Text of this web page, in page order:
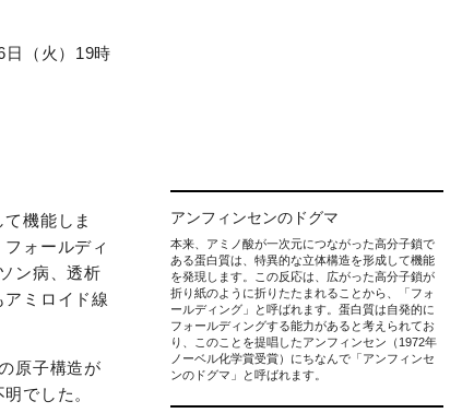
（火）19時
機能しま
ォールディ
ン病、透析
ミロイド線
原子構造が
でした。
アンフィンセンのドグマ
本来、アミノ酸が一次元につながった高分子鎖で
ある蛋白質は、特異的な立体構造を形成して機能
を発現します。この反応は、広がった高分子鎖が
折り紙のように折りたたまれることから、「フォ
ールディング」と呼ばれます。蛋白質は自発的に
フォールディングする能力があると考えられてお
り、このことを提唱したアンフィンセン（1972年
ノーベル化学賞受賞）にちなんで「アンフィンセ
ンのドグマ」と呼ばれます。